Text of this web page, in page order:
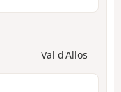
Val d'Allos